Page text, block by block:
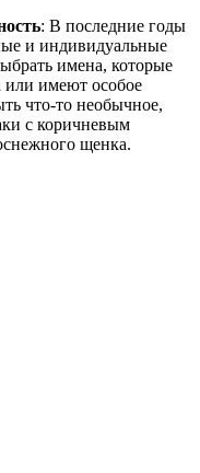
: В последние годы
и индивидуальные
имена, которые
или имеют особое
что-то необычное,
с коричневым
щенка.